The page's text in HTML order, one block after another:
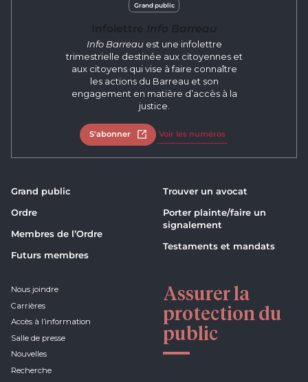
Grand public
Info Barreau est une infolettre
trimestrielle destinée aux citoyennes et
aux citoyens qui vise à faire connaître
les actions du Barreau et son
engagement en matière d’accès à la
justice.
S'abonner Ouvrir dans un nouvel onglet
Voir les numéros
Grand public
Ordre
Membres de l’Ordre
Futurs membres
Trouver un avocat
Porter plainte/faire un
signalement
Testaments et mandats
Nous joindre
Carrières
Accès à l’information
Salle de presse
Nouvelles
Recherche
Assurer la
protection du
public